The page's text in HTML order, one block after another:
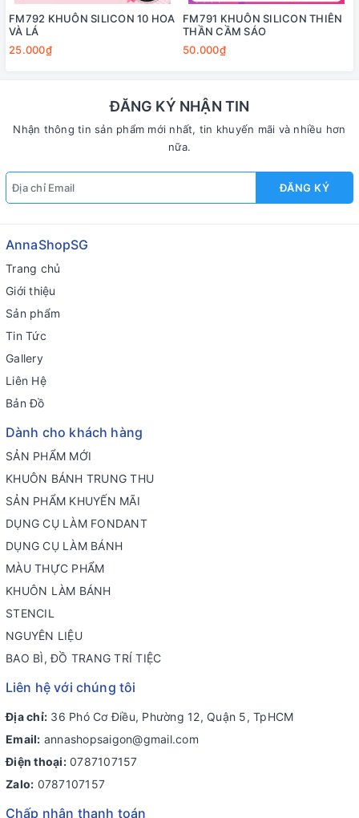
FM792 KHUÔN SILICON 10 HOA
VÀ LÁ
25.000₫
FM791 KHUÔN SILICON THIÊN
THẦN CẦM SÁO
50.000₫
ĐĂNG KÝ NHẬN TIN
Nhận thông tin sản phẩm mới nhất, tin khuyến mãi và nhiều hơn
nữa.
ĐĂNG KÝ
AnnaShopSG
Trang chủ
Giới thiệu
Sản phẩm
Tin Tức
Gallery
Liên Hệ
Bản Đồ
Dành cho khách hàng
SẢN PHẨM MỚI
KHUÔN BÁNH TRUNG THU
SẢN PHẨM KHUYẾN MÃI
DỤNG CỤ LÀM FONDANT
DỤNG CỤ LÀM BÁNH
MÀU THỰC PHẨM
KHUÔN LÀM BÁNH
STENCIL
NGUYÊN LIỆU
BAO BÌ, ĐỒ TRANG TRÍ TIỆC
Liên hệ với chúng tôi
Địa chỉ: 36 Phó Cơ Điều, Phường 12, Quận 5, TpHCM
Email: annashopsaigon@gmail.com
Điện thoại: 0787107157
Zalo: 0787107157
Chấp nhận thanh toán